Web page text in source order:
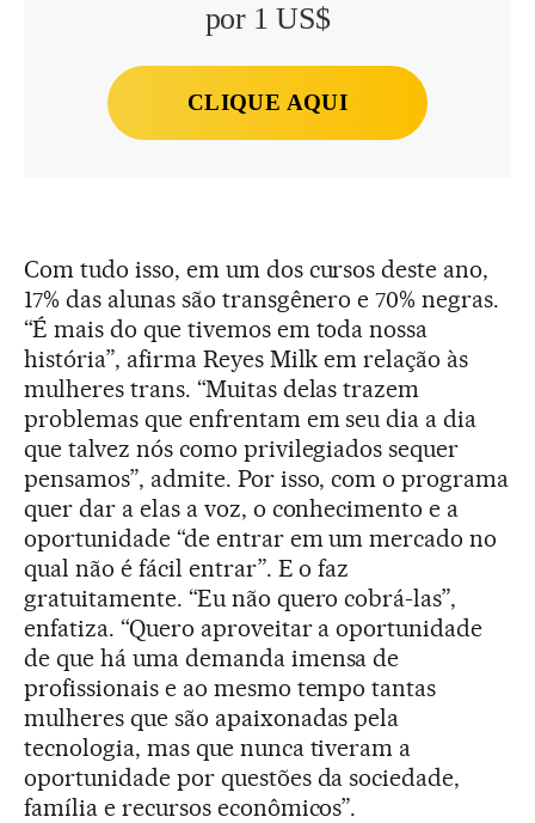
por 1 US$
CLIQUE AQUI
Com tudo isso, em um dos cursos deste ano,
17% das alunas são transgênero e 70% negras.
“É mais do que tivemos em toda nossa
história”, afirma Reyes Milk em relação às
mulheres trans. “Muitas delas trazem
problemas que enfrentam em seu dia a dia
que talvez nós como privilegiados sequer
pensamos”, admite. Por isso, com o programa
quer dar a elas a voz, o conhecimento e a
oportunidade “de entrar em um mercado no
qual não é fácil entrar”. E o faz
gratuitamente. “Eu não quero cobrá-las”,
enfatiza. “Quero aproveitar a oportunidade
de que há uma demanda imensa de
profissionais e ao mesmo tempo tantas
mulheres que são apaixonadas pela
tecnologia, mas que nunca tiveram a
oportunidade por questões da sociedade,
família e recursos econômicos”.